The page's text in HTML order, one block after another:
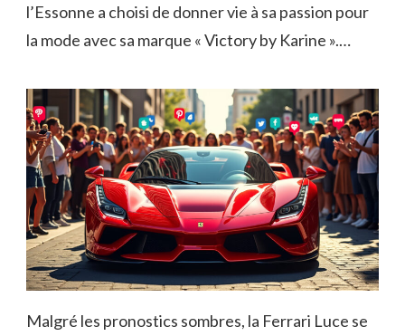
l’Essonne a choisi de donner vie à sa passion pour
la mode avec sa marque « Victory by Karine ».…
Malgré les pronostics sombres, la Ferrari Luce se